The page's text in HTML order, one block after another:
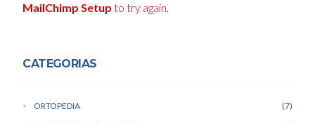
MailChimp Setup to try again.
CATEGORIAS
ORTOPEDIA
7